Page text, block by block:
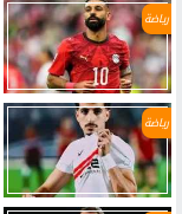
رياضة
رياضة